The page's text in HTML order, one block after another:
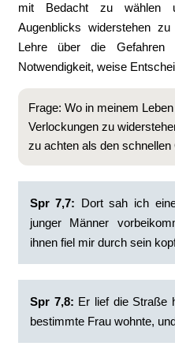
mit Bedacht zu wählen
Augenblicks widerstehen
Lehre über die Gefahren
Notwendigkeit, weise
Frage: Wo in meinem
Verlockungen zu
zu achten als den
Spr 7,7: Dort sah ich
junger Männer
ihnen fiel mir durch sein
Spr 7,8: Er lief die Straße
bestimmte Frau wohnte,